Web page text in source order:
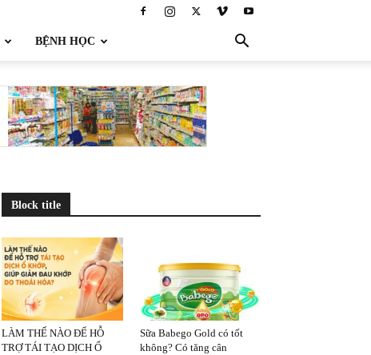
BỆNH HỌC
Block title
LÀM THẾ NÀO ĐỂ HỖ
TRỢ TÁI TẠO DỊCH Ổ
Sữa Babego Gold có tốt
không? Có tăng cân